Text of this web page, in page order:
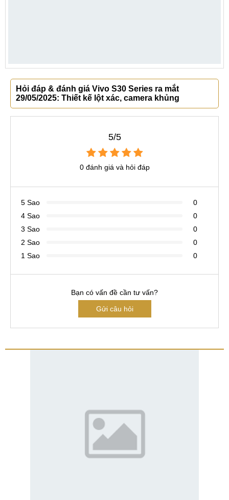
Hỏi đáp & đánh giá Vivo S30 Series ra mắt
29/05/2025: Thiết kế lột xác, camera khủng
5/5
0 đánh giá và hỏi đáp
5 Sao
0
4 Sao
0
3 Sao
0
2 Sao
0
1 Sao
0
Bạn có vấn đề cần tư vấn?
Gửi câu hỏi